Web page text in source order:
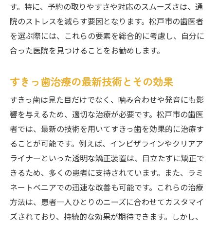
す。特に、予約の取りやすさや対応のスムーズさは、通
院のストレスを減らす要因となります。松戸市の歯医者
を選ぶ際には、これらの要素を総合的に考慮し、自分に
合った医院を見つけることをお勧めします。
すきっ歯治療の最新技術とその効果
すきっ歯は見た目だけでなく、噛み合わせや発音にも影
響を与えるため、適切な治療が必要です。松戸市の歯医
者では、最新の技術を用いてすきっ歯を効果的に治療す
ることが可能です。例えば、インビザラインやクリアア
ライナーといった透明な矯正装置は、目立たずに矯正で
きるため、多くの患者に支持されています。また、ラミ
ネートベニアでの迅速な改善も可能です。これらの治療
方法は、患者一人ひとりのニーズに合わせてカスタマイ
ズされており、持続的な効果が期待できます。しかし、